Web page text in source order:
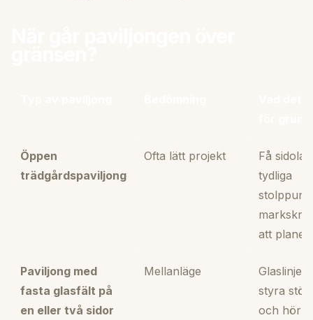
Öppen
trädgårdspaviljong
Ofta lätt projekt
Få
tydliga
att
Paviljong med
fasta glasfält på
en eller två sidor
Mellanläge
styra
och